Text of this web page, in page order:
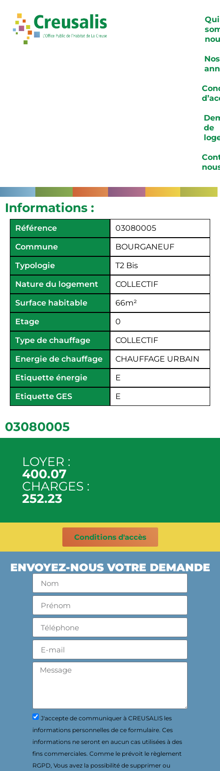
Qui
Nos
de
Informations :
Référence
03080005
Commune
BOURGANEUF
Typologie
T2 Bis
Nature du logement
COLLECTIF
Surface habitable
66m²
Etage
0
Type de chauffage
COLLECTIF
Energie de chauffage
CHAUFFAGE URBAIN
Etiquette énergie
E
Etiquette GES
E
03080005
LOYER :
400.07
CHARGES :
252.23
Conditions d'accès
ENVOYEZ-NOUS VOTRE DEMANDE
J'accepte de communiquer à CREUSALIS les
informations personnelles de ce formulaire. Ces
informations ne seront en aucun cas utilisées à des
fins commerciales. Comme le prévoit le règlement
RGPD, Vous avez la possibilité de supprimer ou